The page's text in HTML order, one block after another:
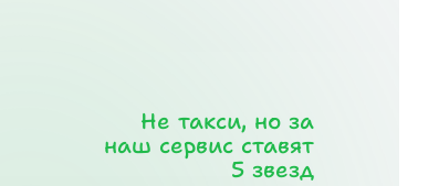
Не такси, но за
наш сервис ставят
5 звезд